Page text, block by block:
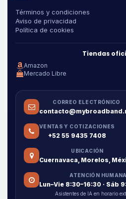
Términos y condiciones
Aviso de privacidad
Política de cookies
Tiendas
Amazon
Mercado Libre
CORREO ELECTRÓNICO
VENTAS Y COTIZACIONES
+52 55 9435 7408
UBICACIÓN
Cuernavaca, Morelos,
ATENCIÓN HUMANA
Lun–Vie 8:30–16:30 · Sáb
Asistentes de IA en horario